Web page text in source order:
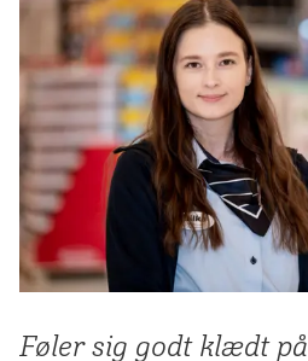
Føler sig godt klædt på